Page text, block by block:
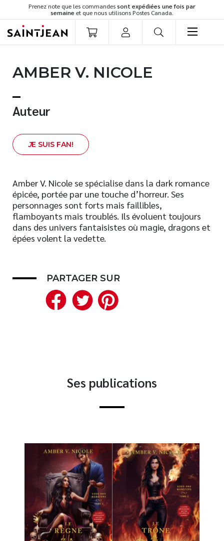
Prenez note que les commandessont expédiées une fois par
semaine et que nous utilisons Postes Canada.
Romans
Développement personnel
Spiritualité
Famille
Témoignages
Vie pratique
Finances
Nouveautés
Meilleurs vendeurs
Page vedette
AMBER V. NICOLE
Auteur
JE SUIS FAN!
Amber V. Nicole se spécialise dans la dark romance
épicée, portée par une touche d’horreur. Ses
personnages sont forts mais faillibles,
flamboyants mais troublés. Ils évoluent toujours
dans des univers fantaisistes où magie, dragons et
épées volent la vedette.
PARTAGER SUR
Facebook
Twitter
Ses publications